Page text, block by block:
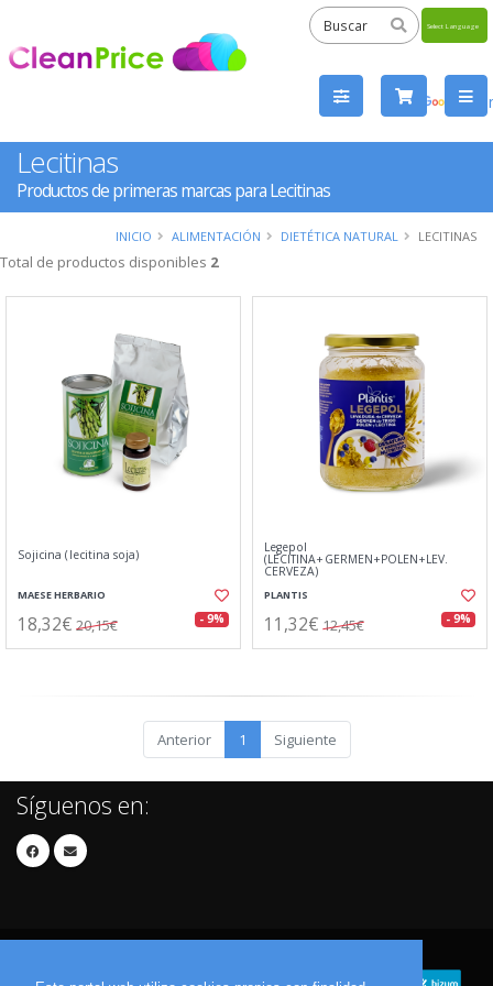
by
Lecitinas
Productos de primeras marcas para Lecitinas
INICIO ALIMENTACIÓN DIETÉTICA NATURAL LECITINAS
Total de productos disponibles 2
Sojicina (lecitina soja)
MAESE HERBARIO
18,32€ 20,15€ - 9%
Legepol
(LECITINA+GERMEN+POLEN+LEV.
CERVEZA)
PLANTIS
11,32€ 12,45€ - 9%
Anterior 1 Siguiente
Síguenos en: